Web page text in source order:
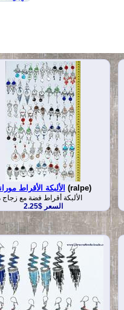
الألبكة الأقراط (ralpe)
الألبكة أقراط فضة مع زجاج
السعر $2.25